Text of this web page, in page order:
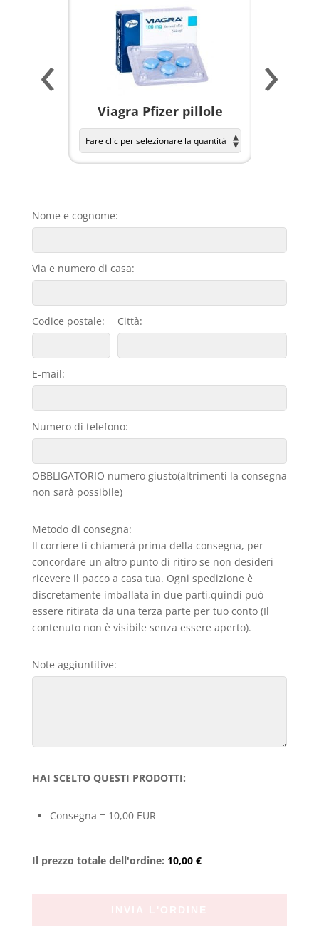
Viagra Pfizer pillole
‹ ›
Nome e cognome:
Via e numero di casa:
Codice postale: Città:
E-mail:
Numero di telefono:
OBBLIGATORIO numero giusto(altrimenti la consegna
non sarà possibile)
Metodo di consegna:
Il corriere ti chiamerà prima della consegna, per
concordare un altro punto di ritiro se non desideri
ricevere il pacco a casa tua. Ogni spedizione è
discretamente imballata in due parti,quindi può
essere ritirata da una terza parte per tuo conto (Il
contenuto non è visibile senza essere aperto).
Note aggiuntitive:
HAI SCELTO QUESTI PRODOTTI:
Consegna = 10,00 EUR
Il prezzo totale dell'ordine: 10,00 €